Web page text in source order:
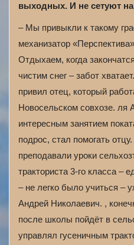
выходных. И не сетуют на
– Мы привыкли к такому
механизатор
Отдыхаем, когда
чистим снег – забот
привил отец, который
Новосельском совхозе.
интересным занятием
подрос, стал помогать
преподавали уроки
тракториста 3-го класса –
– не легко было учиться –
Андрей Николаевич. ,
после школы пойдёт в
управлял гусеничным